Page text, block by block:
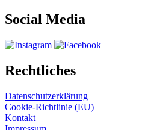
Social Media
Rechtliches
Datenschutzerklärung
Cookie-Richtlinie (EU)
Kontakt